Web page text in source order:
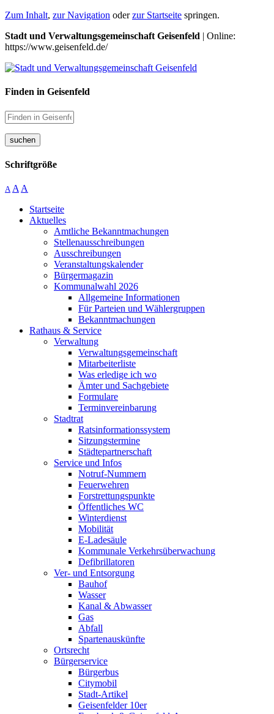
Zum Inhalt, zur Navigation oderzur Startseite springen.
Stadt und Verwaltungsgemeinschaft Geisenfeld | Online:
https://www.geisenfeld.de/
Finden in Geisenfeld
suchen
Schriftgröße
A A A
Startseite
Aktuelles
Amtliche Bekanntmachungen
Stellenausschreibungen
Ausschreibungen
Veranstaltungskalender
Bürgermagazin
Kommunalwahl 2026
Allgemeine Informationen
Für Parteien und Wählergruppen
Bekanntmachungen
Rathaus & Service
Verwaltung
Verwaltungsgemeinschaft
Mitarbeiterliste
Was erledige ich wo
Ämter und Sachgebiete
Formulare
Terminvereinbarung
Stadtrat
Ratsinformationssystem
Sitzungstermine
Städtepartnerschaft
Service und Infos
Notruf-Nummern
Feuerwehren
Forstrettungspunkte
Öffentliches WC
Winterdienst
Mobilität
E-Ladesäule
Kommunale Verkehrsüberwachung
Defibrillatoren
Ver- und Entsorgung
Bauhof
Wasser
Kanal & Abwasser
Gas
Abfall
Spartenauskünfte
Ortsrecht
Bürgerservice
Bürgerbus
Citymobil
Stadt-Artikel
Geisenfelder 10er